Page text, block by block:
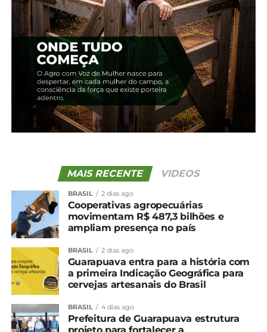
*Redação/Seab
Compartilhe isso:
Facebook 18+
Relacionado
14 de dezembro, 2023
Em "Paraná"
deve ser boa no Paraná
20 de maio, 2024
Em "Irati"
Colheita da soja chega a
52% da área no Paraná
28 de fevereiro, 2024
Em "Paraná"
TÓPICOS RELACIONADOS:
UP NEXT
Atualização do cadastro do rebanho segue
MAIS RECENTE VIDEOS
BRASIL 2 dias ago
Cooperativas agropecuárias
movimentam R$ 487,3 bilhões e
ampliam presença no país
BRASIL 2 dias ago
Guarapuava entra para a história com
a primeira Indicação Geográfica para
cervejas artesanais do Brasil
BRASIL 4 dias ago
Prefeitura de Guarapuava estrutura